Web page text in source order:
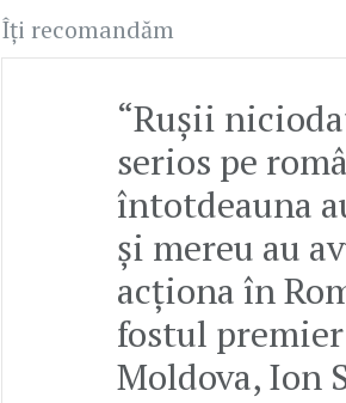
Îți recomandăm
“Rușii
serios pe
întotdeauna
și mereu au
acționa în
fostul
Moldova, Ion